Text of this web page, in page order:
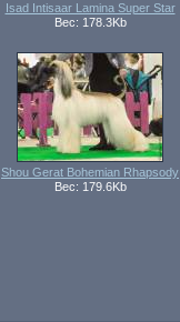
Isad Intisaar Lamina Super Star
Вес: 178.3Kb
Shou Gerat Bohemian Rhapsody
Вес: 179.6Kb